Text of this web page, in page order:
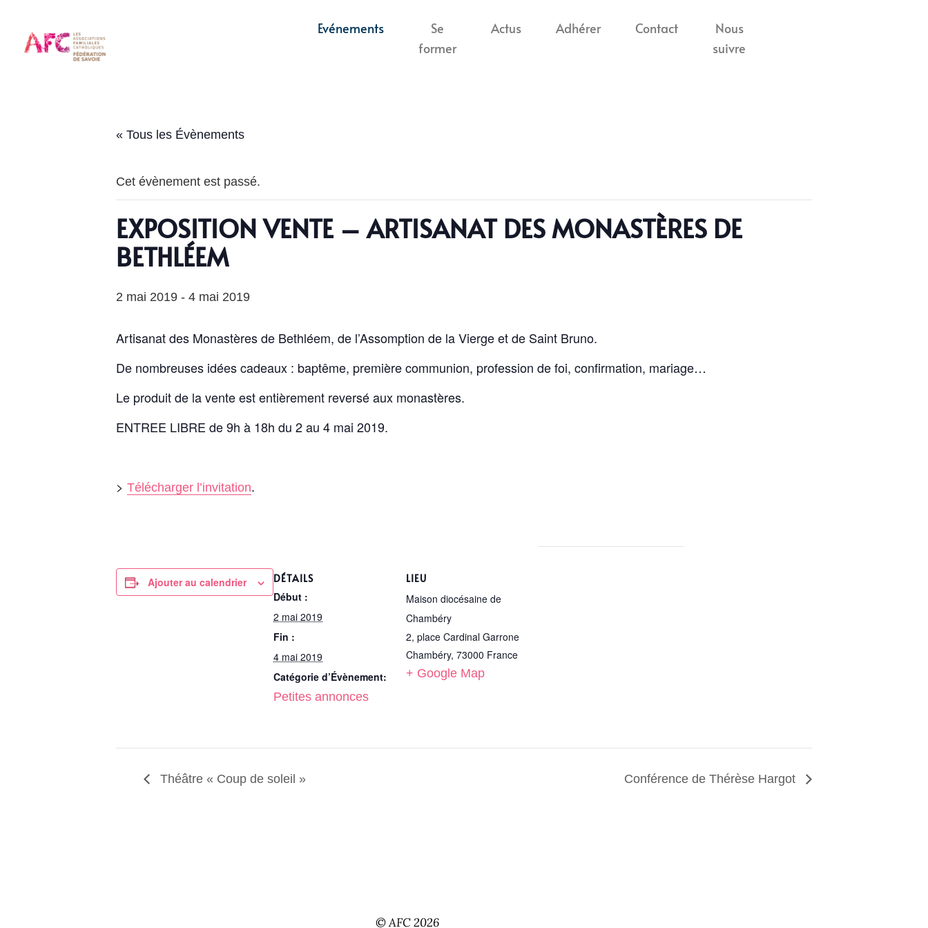
Evénements
Se
former
Actus Adhérer Contact
Nous
suivre
« Tous les Évènements
Cet évènement est passé.
EXPOSITION VENTE – ARTISANAT DES MONASTÈRES DE
BETHLÉEM
2 mai 2019 - 4 mai 2019
Artisanat des Monastères de Bethléem, de l’Assomption de la Vierge et de Saint Bruno.
De nombreuses idées cadeaux : baptême, première communion, profession de foi, confirmation, mariage…
Le produit de la vente est entièrement reversé aux monastères.
ENTREE LIBRE de 9h à 18h du 2 au 4 mai 2019.
> Télécharger l’invitation.
Ajouter au calendrier DÉTAILS
Début :
2 mai 2019
Fin :
4 mai 2019
Catégorie d’Évènement:
Petites annonces
LIEU
Maison diocésaine de
Chambéry
2, place Cardinal Garrone
Chambéry, 73000 France
+ Google Map
Théâtre « Coup de soleil » Conférence de Thérèse Hargot
© AFC 2026